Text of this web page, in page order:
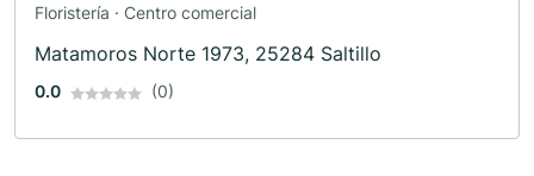
Floristería · Centro comercial
Matamoros Norte 1973, 25284 Saltillo
0.0 (0)